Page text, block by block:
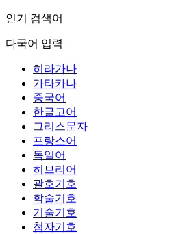
인기 검색어
다국어 입력
히라가나
가타카나
중국어
한글고어
그리스문자
프랑스어
독일어
히브리어
괄호기호
학술기호
기술기호
첨자기호